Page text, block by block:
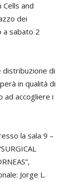
and
dei
a sabato 2
distribuzione di
in qualità di
ad accogliere i
la sala 9 –
Jorge L.